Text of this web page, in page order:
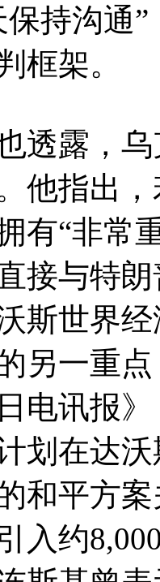
保持沟通
框架。
透露，
他指出
有“非常
接与特
斯世界
另一重
电讯报》
划在达
和平方
入约